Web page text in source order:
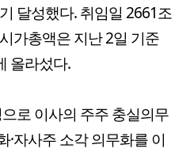
달성했다. 취임일 2661조
가총액은 지난 2일 기준
올라섰다.
로 이사의 주주 충실의무
·자사주 소각 의무화를 이